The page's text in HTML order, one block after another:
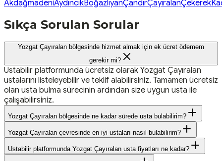
AkdağmadeniAydıncıkBoğazlıyanÇandırÇayıralanÇekerek
Sıkça Sorulan Sorular
Yozgat Çayıralan bölgesinde hizmet almak için ek ücret ödemem
gerekir mi?
Ustabilir platformunda ücretsiz olarak Yozgat Çayıralan
ustalarını listeleyebilir ve teklif alabilirsiniz. Tamamen ücretsiz
olan usta bulma sürecinin ardından size uygun usta ile
çalışabilirsiniz.
Yozgat Çayıralan bölgesinde ne kadar sürede usta bulabilirim?
Yozgat Çayıralan çevresinde en iyi ustaları nasıl bulabilirim?
Ustabilir platformunda Yozgat Çayıralan usta fiyatları ne kadar?